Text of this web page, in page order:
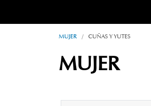
MUJER / CUÑAS Y YUTES
MUJER